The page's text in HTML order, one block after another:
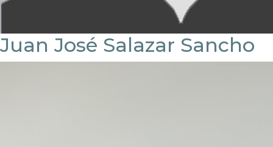
Juan José Salazar Sancho